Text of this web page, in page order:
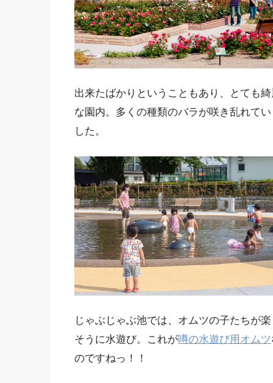
出来たばかりということもあり、とても
な園内。多くの種類のバラが咲き乱れて
した。
じゃぶじゃぶ池では、オムツの子たちが
そうに水遊び。これが噂の水遊び用オムツ
のですねっ！！